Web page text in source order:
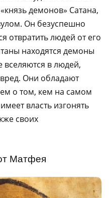
демонов» Сатана,
Он безуспешно
отвратить людей от его
находятся демоны
вселяются в людей,
Они обладают
о том, кем на самом
власть изгонять
своих
Матфея